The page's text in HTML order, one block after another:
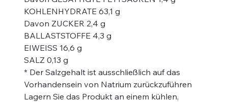
KOHLENHYDRATE 63,1 g
Davon ZUCKER 2,4 g
BALLASTSTOFFE 4,3 g
EIWEISS 16,6 g
SALZ 0,13 g
* Der Salzgehalt ist ausschließlich auf das
Vorhandensein von Natrium zurückzuführen
Lagern Sie das Produkt an einem kühlen,